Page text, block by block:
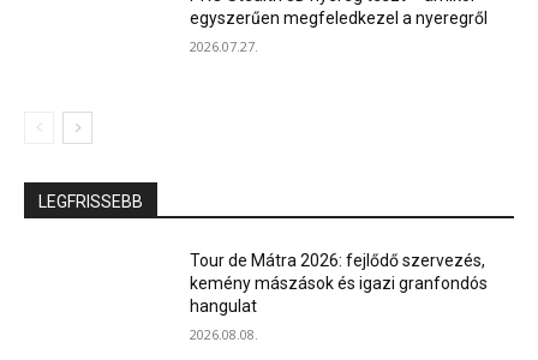
egyszerűen megfeledkezel a nyeregről
2026.07.27.
LEGFRISSEBB
Tour de Mátra 2026: fejlődő szervezés,
kemény mászások és igazi granfondós
hangulat
2026.08.08.